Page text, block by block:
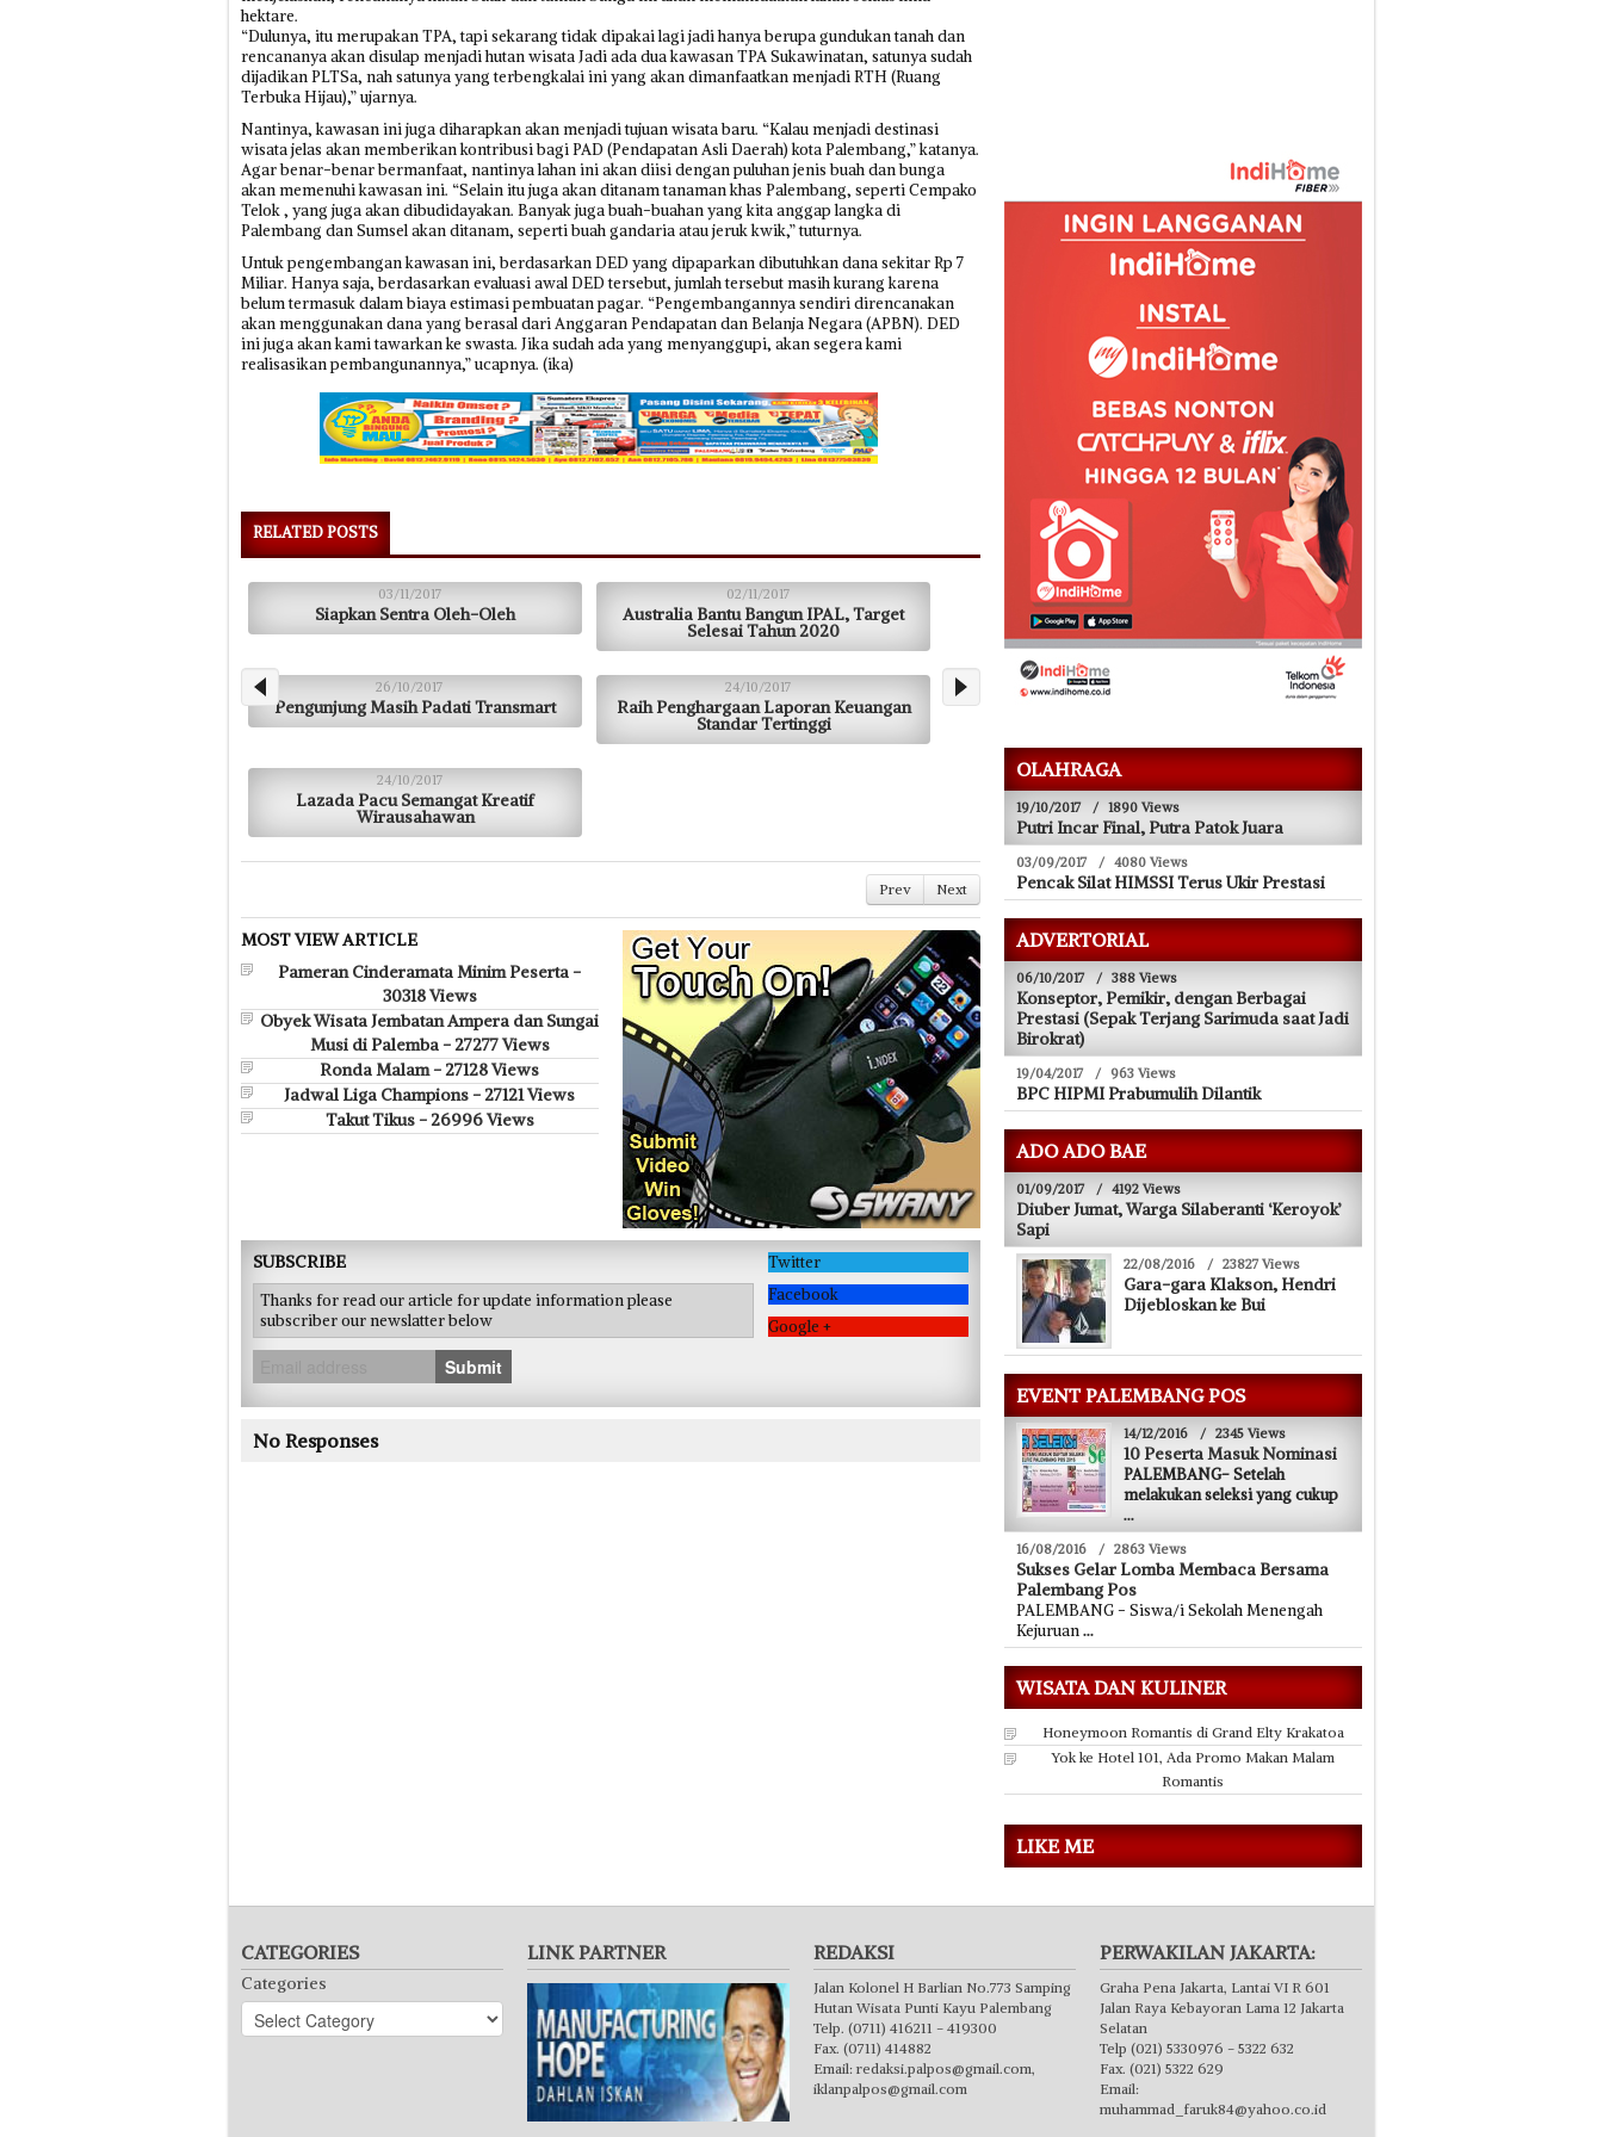
hektare.
“Dulunya, itu merupakan TPA, tapi sekarang tidak dipakai lagi jadi hanya berupa gundukan tanah dan
rencananya akan disulap menjadi hutan wisata Jadi ada dua kawasan TPA Sukawinatan, satunya sudah
dijadikan PLTSa, nah satunya yang terbengkalai ini yang akan dimanfaatkan menjadi RTH (Ruang
Terbuka Hijau),” ujarnya.
Nantinya, kawasan ini juga diharapkan akan menjadi tujuan wisata baru. “Kalau menjadi destinasi
wisata jelas akan memberikan kontribusi bagi PAD (Pendapatan Asli Daerah) kota Palembang,” katanya.
Agar benar-benar bermanfaat, nantinya lahan ini akan diisi dengan puluhan jenis buah dan bunga
akan memenuhi kawasan ini. “Selain itu juga akan ditanam tanaman khas Palembang, seperti Cempako
Telok , yang juga akan dibudidayakan. Banyak juga buah-buahan yang kita anggap langka di
Palembang dan Sumsel akan ditanam, seperti buah gandaria atau jeruk kwik,” tuturnya.
Untuk pengembangan kawasan ini, berdasarkan DED yang dipaparkan dibutuhkan dana sekitar Rp 7
Miliar. Hanya saja, berdasarkan evaluasi awal DED tersebut, jumlah tersebut masih kurang karena
belum termasuk dalam biaya estimasi pembuatan pagar. “Pengembangannya sendiri direncanakan
akan menggunakan dana yang berasal dari Anggaran Pendapatan dan Belanja Negara (APBN). DED
ini juga akan kami tawarkan ke swasta. Jika sudah ada yang menyanggupi, akan segera kami
realisasikan pembangunannya,” ucapnya. (ika)
RELATED POSTS
03/11/2017
Siapkan Sentra Oleh-Oleh
02/11/2017
Australia Bantu Bangun IPAL, Target
Selesai Tahun 2020
26/10/2017
Pengunjung Masih Padati Transmart
24/10/2017
Raih Penghargaan Laporan Keuangan
Standar Tertinggi
24/10/2017
Lazada Pacu Semangat Kreatif
Wirausahawan
Prev Next
MOST VIEW ARTICLE
Pameran Cinderamata Minim Peserta -
30318 Views
Obyek Wisata Jembatan Ampera dan Sungai
Musi di Palemba - 27277 Views
Ronda Malam - 27128 Views
Jadwal Liga Champions - 27121 Views
Takut Tikus - 26996 Views
SUBSCRIBE
Thanks for read our article for update information please
subscriber our newslatter below
Submit
Twitter
Facebook
Google +
No Responses
OLAHRAGA
19/10/2017 / 1890 Views
Putri Incar Final, Putra Patok Juara
03/09/2017 / 4080 Views
Pencak Silat HIMSSI Terus Ukir Prestasi
ADVERTORIAL
06/10/2017 / 388 Views
Konseptor, Pemikir, dengan Berbagai
Prestasi (Sepak Terjang Sarimuda saat Jadi
Birokrat)
19/04/2017 / 963 Views
BPC HIPMI Prabumulih Dilantik
ADO ADO BAE
01/09/2017 / 4192 Views
Diuber Jumat, Warga Silaberanti ‘Keroyok’
Sapi
22/08/2016 / 23827 Views
Gara-gara Klakson, Hendri
Dijebloskan ke Bui
EVENT PALEMBANG POS
14/12/2016 / 2345 Views
10 Peserta Masuk Nominasi
PALEMBANG- Setelah
melakukan seleksi yang cukup
...
16/08/2016 / 2863 Views
Sukses Gelar Lomba Membaca Bersama
Palembang Pos
PALEMBANG - Siswa/i Sekolah Menengah
Kejuruan...
WISATA DAN KULINER
Honeymoon Romantis di Grand Elty Krakatoa
Yok ke Hotel 101, Ada Promo Makan Malam
Romantis
LIKE ME
CATEGORIES
Categories
LINK PARTNER REDAKSI
Jalan Kolonel H Barlian No.773 Samping
Hutan Wisata Punti Kayu Palembang
Telp. (0711) 416211 - 419300
Fax. (0711) 414882
Email: redaksi.palpos@gmail.com,
iklanpalpos@gmail.com
PERWAKILAN JAKARTA:
Graha Pena Jakarta, Lantai VI R 601
Jalan Raya Kebayoran Lama 12 Jakarta
Selatan
Telp (021) 5330976 - 5322 632
Fax. (021) 5322 629
Email:
muhammad_faruk84@yahoo.co.id